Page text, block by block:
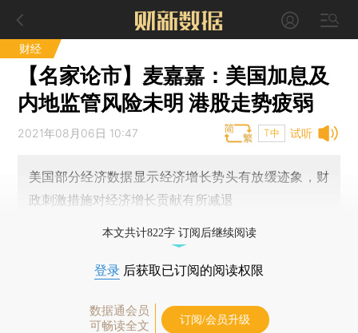
财经
【名家论市】麦嘉嘉：美国加息及
内地监管风险未明 港股走势疲弱
试听
2021年08月06日 10:47 T中
美国部分经济数据显示经济增长势头有放缓迹象，财
政刺激措施对经济增长贡献有所减退
本文共计822字 订阅后继续阅读
登录 后获取已订阅的阅读权限
数据通会员
可畅读全文
订阅/会员升级